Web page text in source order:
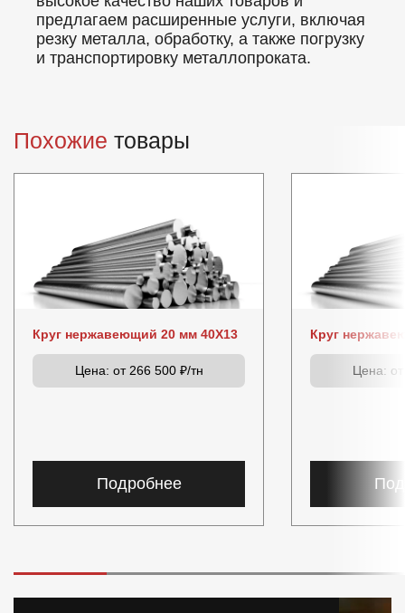
предлагаем расширенные услуги, включая
резку металла, обработку, а также погрузку
и транспортировку металлопроката.
Похожие товары
Круг нержавеющий 20 мм 40Х13
Цена: от 266 500 ₽/тн
Подробнее
Круг
Цена: